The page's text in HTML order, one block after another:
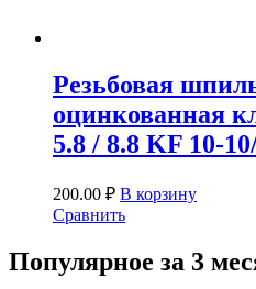
Резьбовая
оцинкованная
5.8 / 8.8 KF 10-
200.00 ₽ В корзину
Сравнить
Популярное за 3